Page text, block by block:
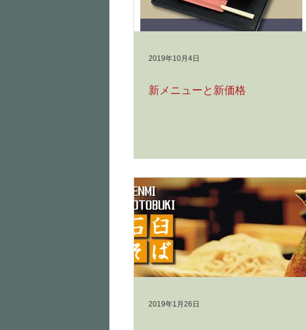
2019年10月4日
新メニューと新価格
2019年1月26日